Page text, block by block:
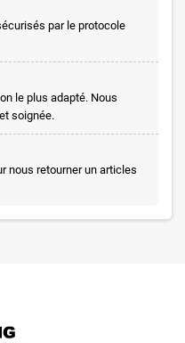
par le protocole
le plus adapté. Nous
soignée.
nous retourner un articles